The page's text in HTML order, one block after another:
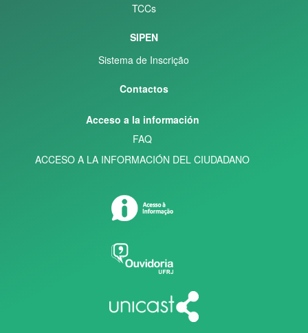
TCCs
SIPEN
Sistema de Inscrição
Contactos
Acceso a la información
FAQ
ACCESO A LA INFORMACIÓN DEL CIUDADANO